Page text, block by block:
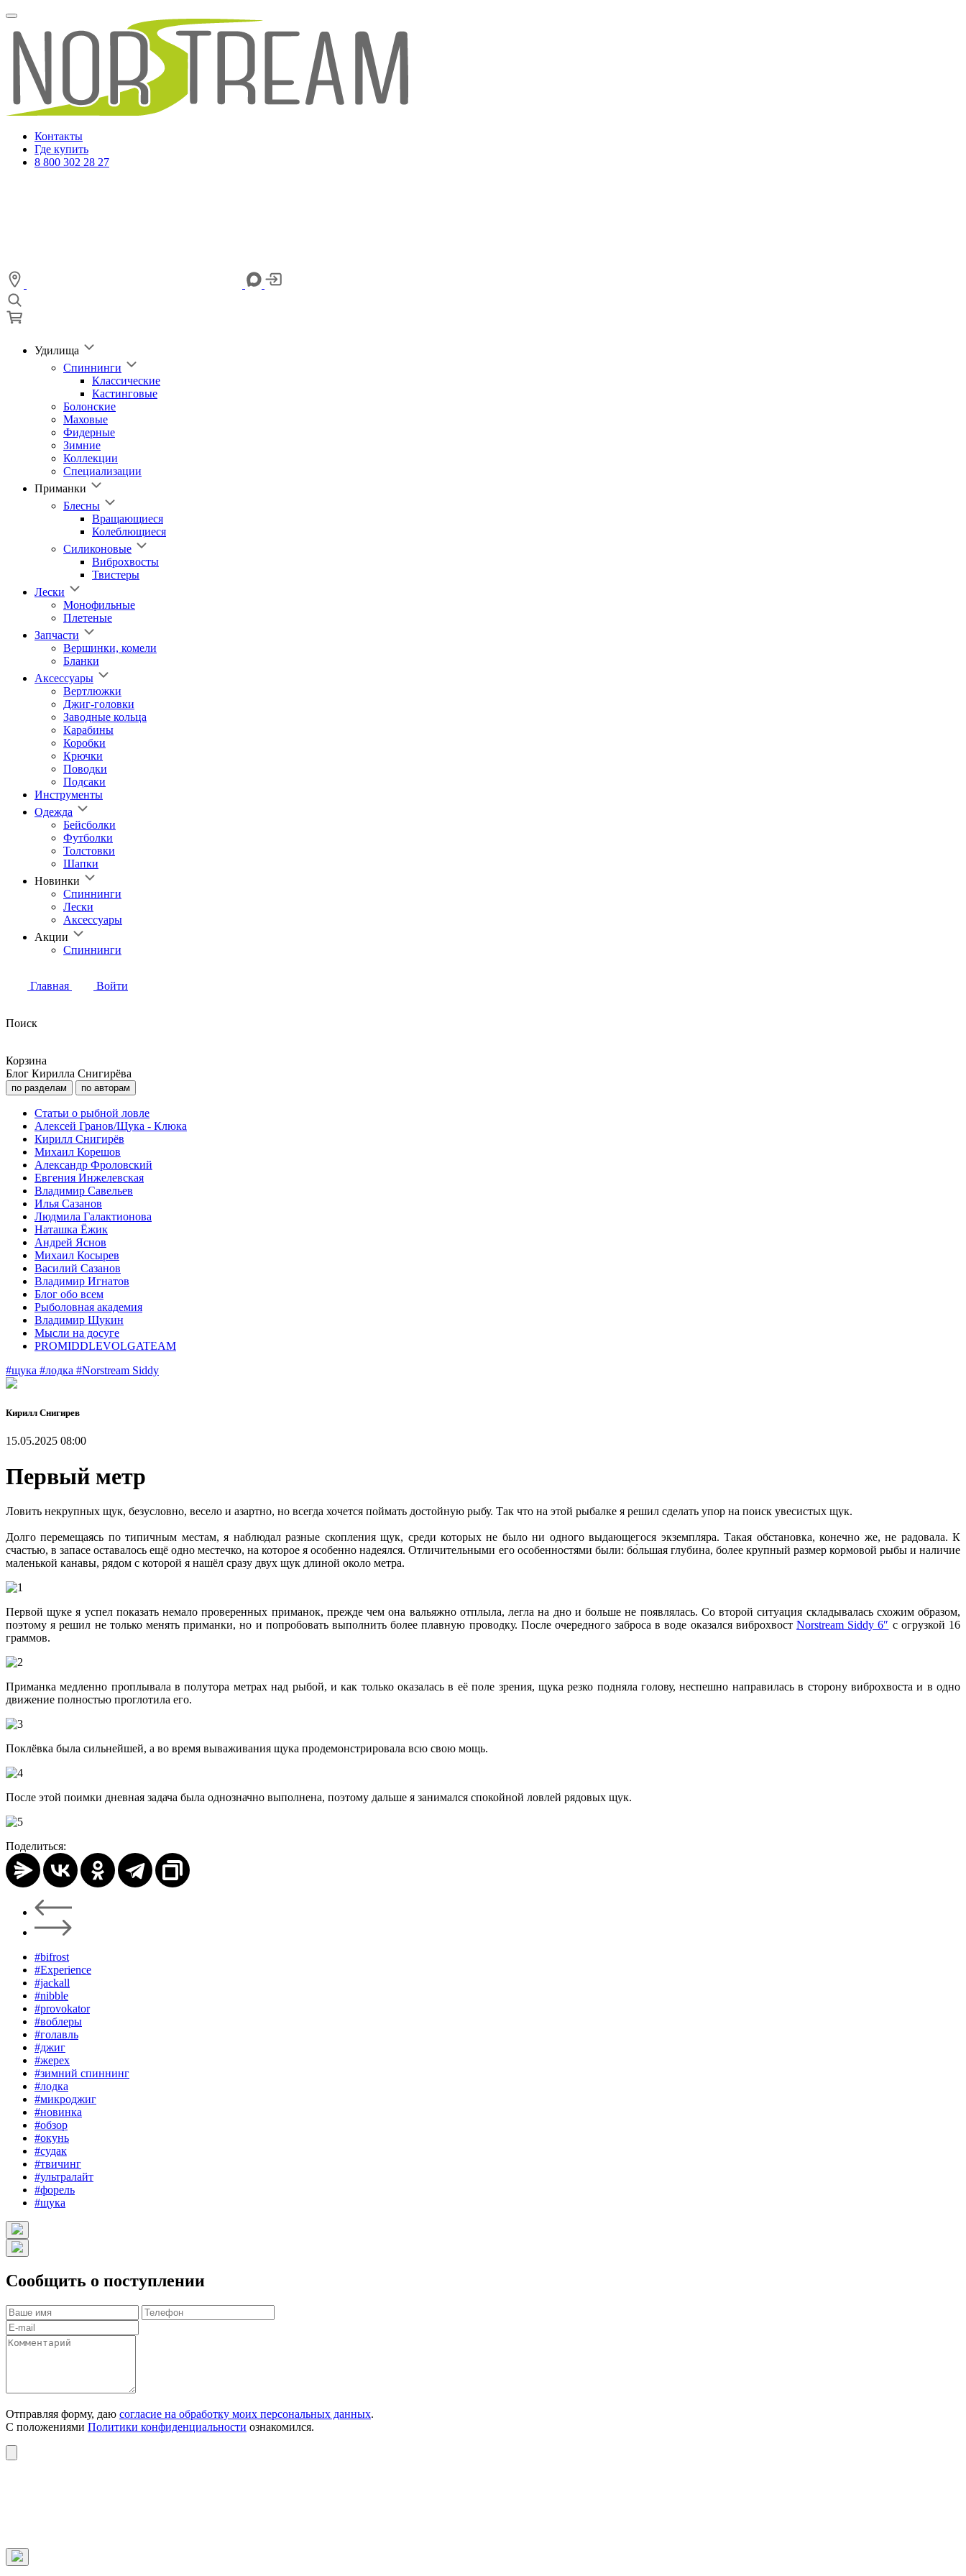
Контакты
Где купить
8 800 302 28 27
Удилища
Спиннинги
Классические
Кастинговые
Болонские
Маховые
Фидерные
Зимние
Коллекции
Специализации
Приманки
Блесны
Вращающиеся
Колеблющиеся
Силиконовые
Виброхвосты
Твистеры
Лески
Монофильные
Плетеные
Запчасти
Вершинки, комели
Бланки
Аксессуары
Вертлюжки
Джиг-головки
Заводные кольца
Карабины
Коробки
Крючки
Поводки
Подсаки
Инструменты
Одежда
Бейсболки
Футболки
Толстовки
Шапки
Новинки
Спиннинги
Лески
Аксессуары
Акции
Спиннинги
Главная Войти
Поиск
Корзина
Блог Кирилла Снигирёва
по разделам по авторам
Статьи о рыбной ловле
Алексей Гранов/Щука - Клюка
Кирилл Снигирёв
Михаил Корешов
Александр Фроловский
Евгения Инжелевская
Владимир Савельев
Илья Сазанов
Людмила Галактионова
Наташка Ёжик
Андрей Яснов
Михаил Косырев
Василий Сазанов
Владимир Игнатов
Блог обо всем
Рыболовная академия
Владимир Щукин
Мысли на досуге
PROMIDDLEVOLGATEAM
#щука #лодка #Norstream Siddy
Кирилл Снигирев
15.05.2025 08:00
Первый метр
Ловить некрупных щук, безусловно, весело и азартно, но всегда хочется поймать достойную рыбу. Так что на этой рыбалке я решил сделать упор на поиск увесистых щук.
Долго перемещаясь по типичным местам, я наблюдал разные скопления щук, среди которых не было ни одного выдающегося экземпляра. Такая обстановка, конечно же, не радовала. К
счастью, в запасе оставалось ещё одно местечко, на которое я особенно надеялся. Отличительными его особенностями были: бо́льшая глубина, более крупный размер кормовой рыбы и наличие
маленькой канавы, рядом с которой я нашёл сразу двух щук длиной около метра.
Первой щуке я успел показать немало проверенных приманок, прежде чем она вальяжно отплыла, легла на дно и больше не появлялась. Со второй ситуация складывалась схожим образом,
поэтому я решил не только менять приманки, но и попробовать выполнить более плавную проводку. После очередного заброса в воде оказался виброхвостNorstream Siddy 6″ с огрузкой 16
граммов.
Приманка медленно проплывала в полутора метрах над рыбой, и как только оказалась в её поле зрения, щука резко подняла голову, неспешно направилась в сторону виброхвоста и в одно
движение полностью проглотила его.
Поклёвка была сильнейшей, а во время вываживания щука продемонстрировала всю свою мощь.
После этой поимки дневная задача была однозначно выполнена, поэтому дальше я занимался спокойной ловлей рядовых щук.
Поделиться:
#bifrost
#Experience
#jackall
#nibble
#provokator
#воблеры
#голавль
#джиг
#жерех
#зимний спиннинг
#лодка
#микроджиг
#новинка
#обзор
#окунь
#судак
#твичинг
#ультралайт
#форель
#щука
Сообщить о поступлении
Отправляя форму, даю согласие на обработку моих персональных данных.
С положениями Политики конфиденциальности ознакомился.